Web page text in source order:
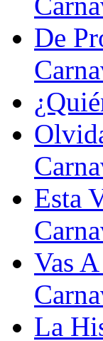
De
Esta
Vas
La